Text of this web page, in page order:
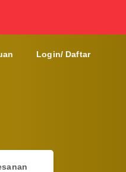
Login/ Daftar